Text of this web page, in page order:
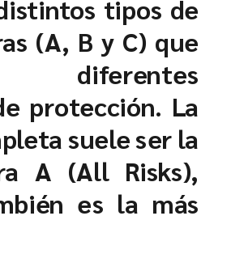
tipos de
(A, B y C) que
diferentes
protección. La
suele ser la
A (All Risks),
es la más